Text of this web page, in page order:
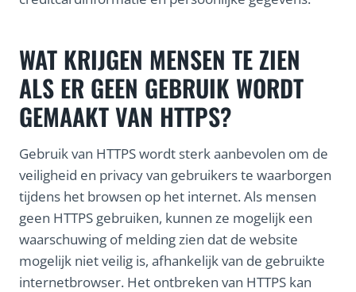
WAT KRIJGEN MENSEN TE ZIEN
ALS ER GEEN GEBRUIK WORDT
GEMAAKT VAN HTTPS?
Gebruik van HTTPS wordt sterk aanbevolen om de
veiligheid en privacy van gebruikers te waarborgen
tijdens het browsen op het internet. Als mensen
geen HTTPS gebruiken, kunnen ze mogelijk een
waarschuwing of melding zien dat de website
mogelijk niet veilig is, afhankelijk van de gebruikte
internetbrowser. Het ontbreken van HTTPS kan